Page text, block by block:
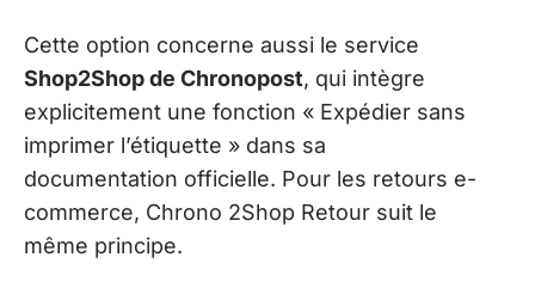
Cette option concerne aussi le service
Shop2Shop de Chronopost, qui intègre
explicitement une fonction « Expédier sans
imprimer l’étiquette » dans sa
documentation officielle. Pour les retours e-
commerce, Chrono 2Shop Retour suit le
même principe.